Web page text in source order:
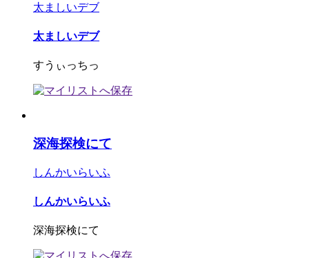
太ましいデブ
太ましいデブ
すうぃっちっ
深海探検にて
しんかいらいふ
しんかいらいふ
深海探検にて